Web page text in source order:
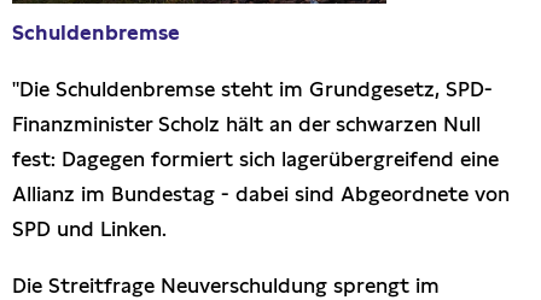
Schuldenbremse
"Die Schuldenbremse steht im Grundgesetz, SPD-
Finanzminister Scholz hält an der schwarzen Null
fest: Dagegen formiert sich lagerübergreifend eine
Allianz im Bundestag - dabei sind Abgeordnete von
SPD und Linken.
Die Streitfrage Neuverschuldung sprengt im